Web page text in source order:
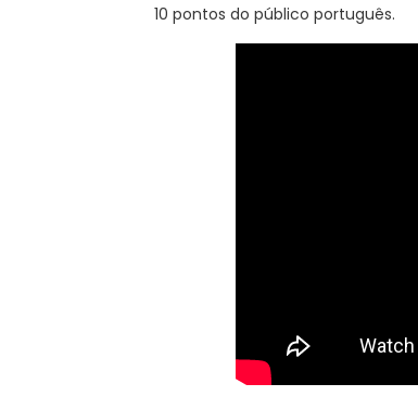
10 pontos do público português.